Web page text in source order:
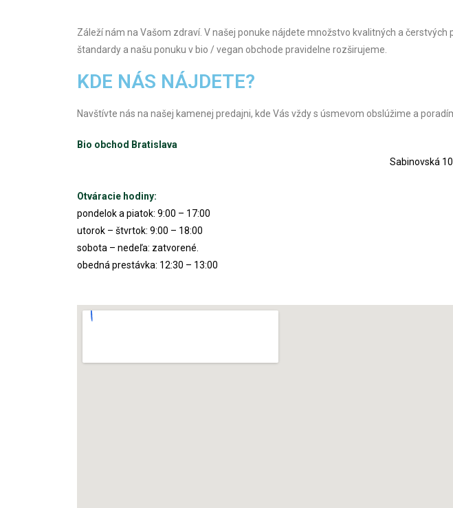
Záleží nám na Vašom zdraví. V našej ponuke nájdete množstvo kvalitných a
štandardy a našu ponuku v bio / vegan obchode pravidelne rozširujeme.
KDE NÁS NÁJDETE?
Navštívte nás na našej kamenej predajni, kde Vás vždy s úsmevom obslúžime a
Bio obchod Bratislava
Sabinovská
Otváracie hodiny:
pondelok a piatok: 9:00 – 17:00
utorok – štvrtok: 9:00 – 18:00
sobota – nedeľa: zatvorené.
obedná prestávka: 12:30 – 13:00